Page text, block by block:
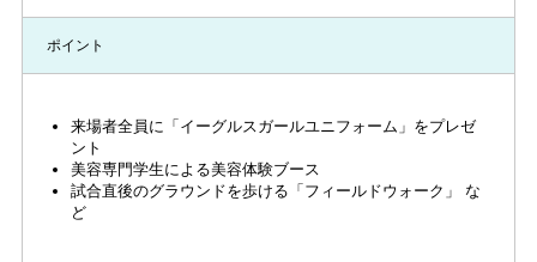
ポイント
来場者全員に「イーグルスガールユニフォーム」をプレゼ
ント
美容専門学生による美容体験ブース
試合直後のグラウンドを歩ける「フィールドウォーク」 な
ど